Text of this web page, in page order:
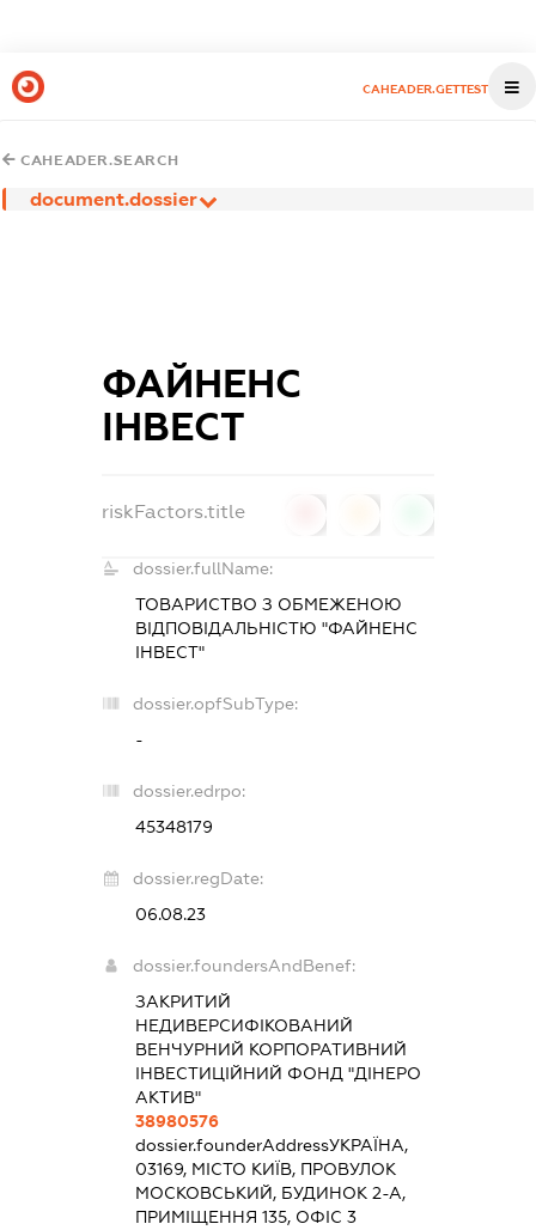
CAHEADER.GETTEST
CAHEADER.SEARCH
document.dossier
ФАЙНЕНС
ІНВЕСТ
riskFactors.title
dossier.fullName:
ТОВАРИСТВО З ОБМЕЖЕНОЮ
ВІДПОВІДАЛЬНІСТЮ "ФАЙНЕНС
ІНВЕСТ"
dossier.opfSubType:
-
dossier.edrpo:
45348179
dossier.regDate:
06.08.23
dossier.foundersAndBenef:
ЗАКРИТИЙ
НЕДИВЕРСИФІКОВАНИЙ
ВЕНЧУРНИЙ КОРПОРАТИВНИЙ
ІНВЕСТИЦІЙНИЙ ФОНД "ДІНЕРО
АКТИВ"
38980576
dossier.founderAddressУКРАЇНА,
03169, МІСТО КИЇВ, ПРОВУЛОК
МОСКОВСЬКИЙ, БУДИНОК 2-А,
ПРИМІЩЕННЯ 135, ОФІС 3